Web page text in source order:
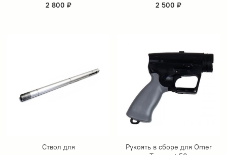
2 800 ₽ 2 500 ₽
Ствол для
Рукоять в сборе для Omer